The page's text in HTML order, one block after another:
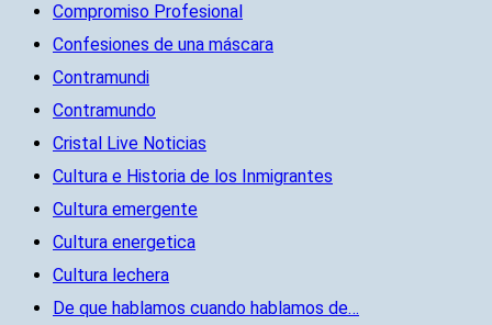
Compromiso Profesional
Confesiones de una máscara
Contramundi
Contramundo
Cristal Live Noticias
Cultura e Historia de los Inmigrantes
Cultura emergente
Cultura energetica
Cultura lechera
De que hablamos cuando hablamos de…